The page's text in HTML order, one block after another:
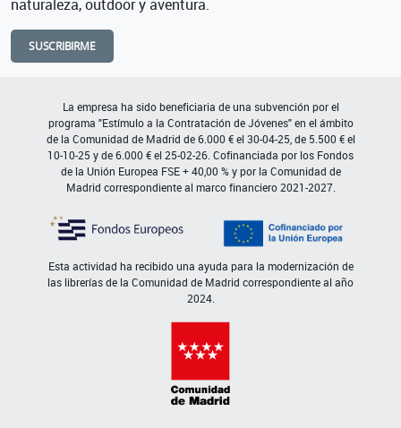
naturaleza, outdoor y aventura.
SUSCRIBIRME
La empresa ha sido beneficiaria de una subvención por el
programa "Estímulo a la Contratación de Jóvenes" en el ámbito
de la Comunidad de Madrid de 6.000 € el 30-04-25, de 5.500 € el
10-10-25 y de 6.000 € el 25-02-26. Cofinanciada por los Fondos
de la Unión Europea FSE + 40,00 % y por la Comunidad de
Madrid correspondiente al marco financiero 2021-2027.
Esta actividad ha recibido una ayuda para la modernización de
las librerías de la Comunidad de Madrid correspondiente al año
2024.